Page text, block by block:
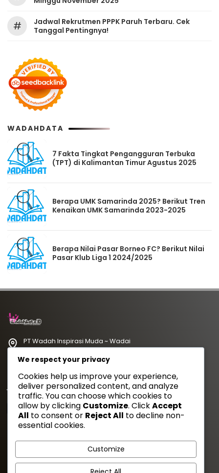
#
Jadwal Rekrutmen PPPK Paruh Terbaru. Cek
Tanggal Pentingnya!
WADAHDATA
7 Fakta Tingkat Pengangguran Terbuka
(TPT) di Kalimantan Timur Agustus 2025
Berapa UMK Samarinda 2025? Berikut Tren
Kenaikan UMK Samarinda 2023-2025
Berapa Nilai Pasar Borneo FC? Berikut Nilai
Pasar Klub Liga 1 2024/2025
PT Wadah Inspirasi Muda ~ Wadai
redaksi@wadahkata.id
Yuk Follow Kami
Gaya Etam Bersuara
Tentang Kami Redaksi Kebijakan Privasi
Disclimer
We respect your privacy
Cookies help us improve your experience,
deliver personalized content, and analyze
traffic. You can choose which cookies to
allow by clicking Customize. ClickAccept
All to consent or Reject All to decline non-
essential cookies.
Customize